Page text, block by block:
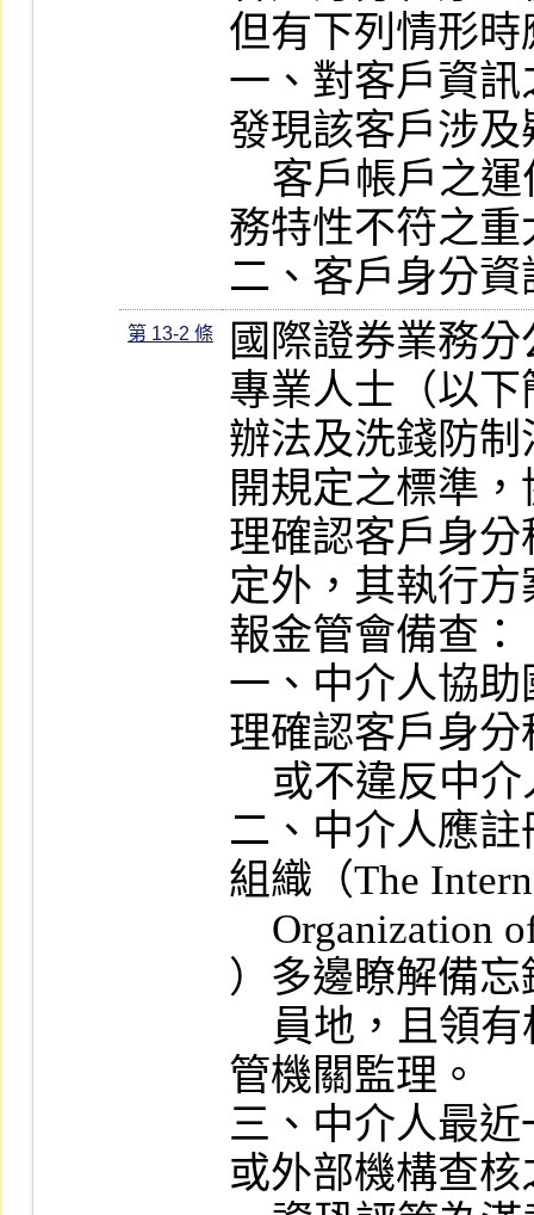
但有下列情形
一、對客戶資
發現該客戶涉
務特性不符之
二、客戶身分
第 13-2 條
國際證券業務
專業人士（以
辦法及洗錢防
開規定之標準
理確認客戶身
定外，其執行
報金管會備查：
一、中介人協
理確認客戶身
二、中介人應
組織（The
）多邊瞭解備
管機關監理。
三、中介人最
或外部機構查